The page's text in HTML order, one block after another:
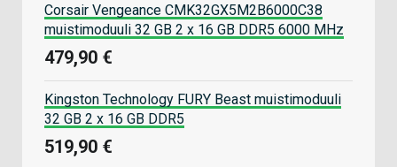
Corsair Vengeance CMK32GX5M2B6000C38
muistimoduuli 32 GB 2 x 16 GB DDR5 6000 MHz
479,90 €
Kingston Technology FURY Beast muistimoduuli
32 GB 2 x 16 GB DDR5
519,90 €